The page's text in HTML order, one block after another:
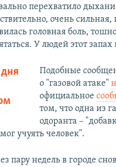
перехватило
очень
головная боль,
У людей этот
Подобные
о "газовой атаке"
официальное
том, что одна из
одоранта –
учуять человек".
пару недель в городе